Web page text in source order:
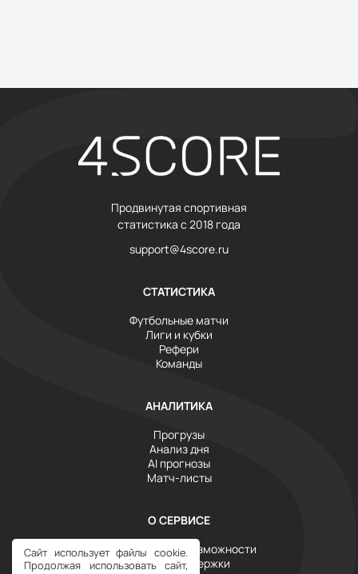
Продвинутая спортивная
статистика с 2018 года
support@4score.ru
СТАТИСТИКА
Футбольные матчи
Лиги и кубки
Рефери
Команды
АНАЛИТИКА
Прогрузы
Анализ дня
AI прогнозы
Матч-листы
О СЕРВИСЕ
Инструменты и возможности
Служба поддержки
Сайт использует файлы cookie.
Продолжая использовать сайт,